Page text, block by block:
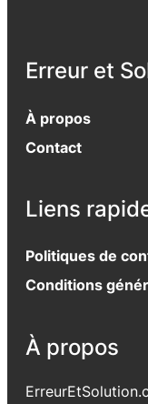
Erreur et
À propos
Contact
Liens
Politiques de
Conditions
À propos